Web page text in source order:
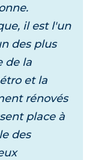
il est l'un
des plus
de la
et la
rénovés
place à
des